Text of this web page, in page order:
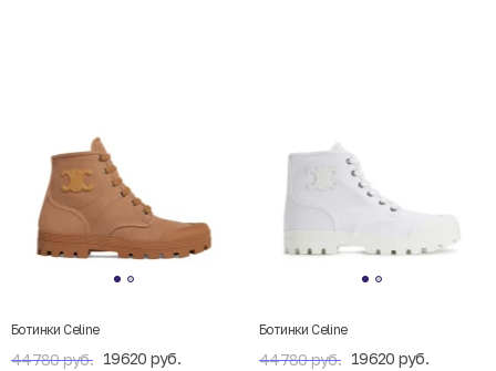
Ботинки Celine
44780 руб. 19620 руб.
Ботинки Celine
44780 руб. 19620 руб.